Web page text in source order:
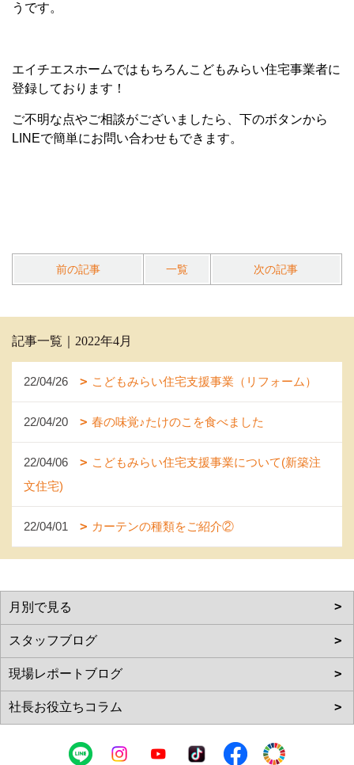
うです。
エイチエスホームではもちろんこどもみらい住宅事業者に
登録しております！
ご不明な点やご相談がございましたら、下のボタンから
LINEで簡単にお問い合わせもできます。
前の記事 一覧 次の記事
記事一覧｜2022年4月
22/04/26 こどもみらい住宅支援事業（リフォーム）
22/04/20 春の味覚♪たけのこを食べました
22/04/06
こどもみらい住宅支援事業について(新築注
文住宅)
22/04/01 カーテンの種類をご紹介②